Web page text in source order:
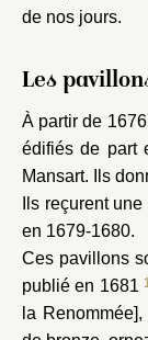
de nos jours.
Les
À partir de
édifiés de part
Mansart. Ils
Ils reçurent
en 1679-1680.
Ces pavillons
publié en 1681
la